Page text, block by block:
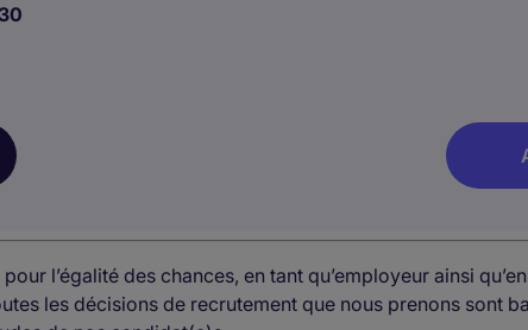
l’égalité des chances, en tant qu’employeur ainsi
les décisions de recrutement que nous prenons sont